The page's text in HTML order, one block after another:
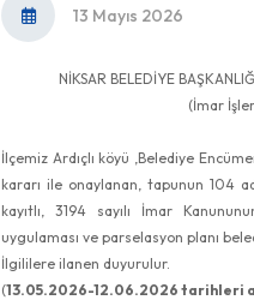
13 Mayıs 2026
NİKSAR BELEDİYE
(İmar İşleri
İlçemiz Ardıçlı köyü ,Belediye
kararı ile onaylanan, tapunun 104
kayıtlı, 3194 sayılı İmar
uygulaması ve parselasyon planı
İlgililere ilanen duyurulur.
(13.05.2026-12.06.2026 tarihleri